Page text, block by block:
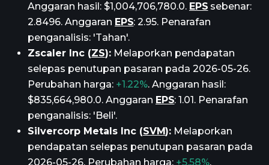
Anggaran hasil: $1,004,706,780.0. EPS sebenar:
2.8496. Anggaran EPS: 2.95. Penarafan
penganalisis: 'Tahan'.
Zscaler Inc (ZS):Melaporkan pendapatan
selepas penutupan pasaran pada 2026-05-26.
Perubahan harga: +1.22%. Anggaran hasil:
$835,664,980.0. Anggaran EPS: 1.01. Penarafan
penganalisis: 'Beli'.
Silvercorp Metals Inc (SVM): Melaporkan
pendapatan selepas penutupan pasaran pada
2026-05-26. Perubahan harga: +5.58%.